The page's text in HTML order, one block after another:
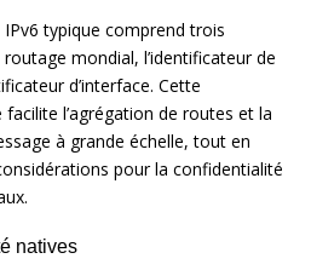
IPv6 typique comprend trois
mondial, l’identificateur de
d’interface. Cette
l’agrégation de routes et la
à grande échelle, tout en
pour la confidentialité
natives